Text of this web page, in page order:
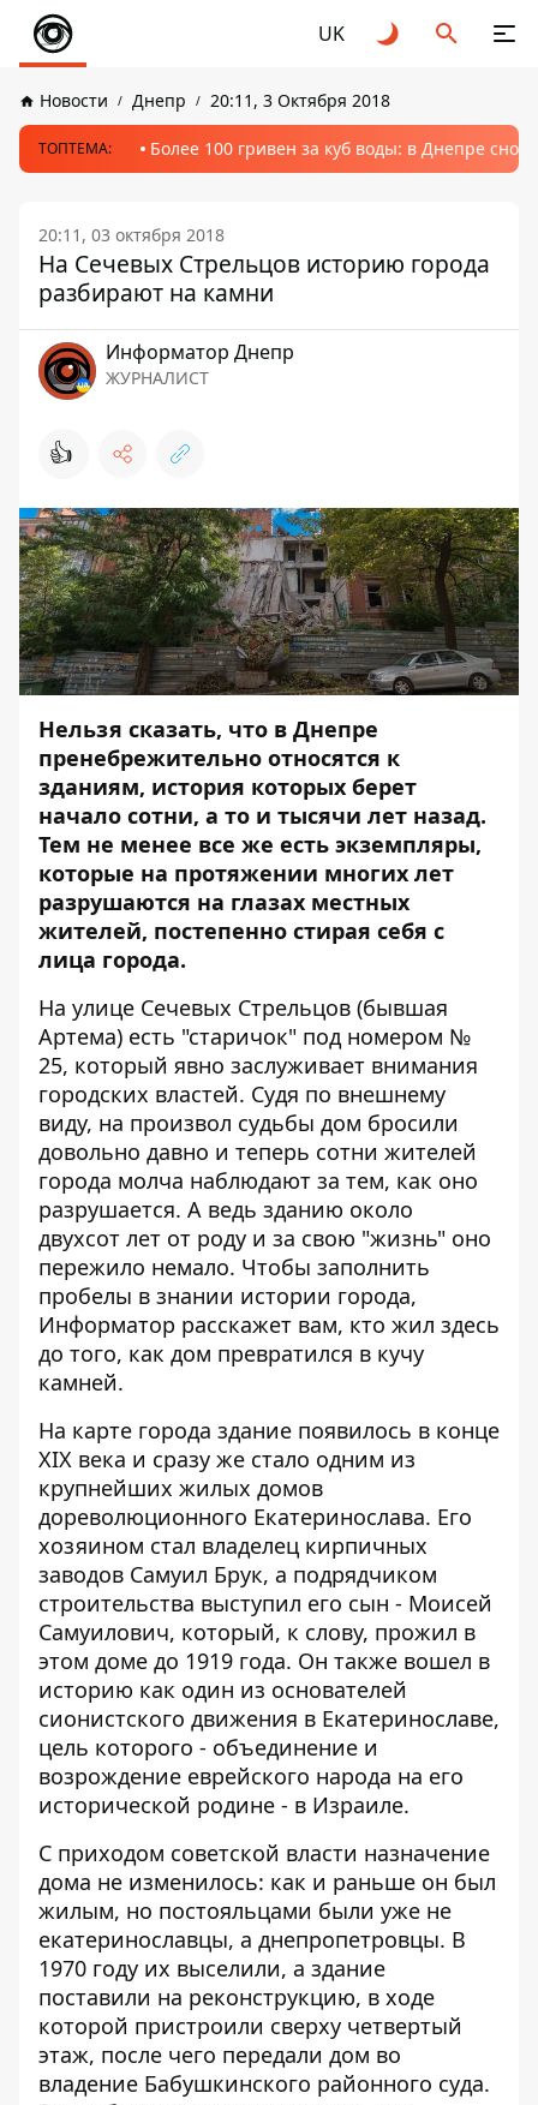
UK
Новости Днепр 20:11, 3 Октября 2018
ТОПТЕМА: Более 100 гривен за куб воды: в Днепре
20:11, 03 октября 2018
На Сечевых Стрельцов историю города
разбирают на камни
Информатор Днепр
ЖУРНАЛИСТ
👍
Нельзя сказать, что в Днепре
пренебрежительно относятся к
зданиям, история которых берет
начало сотни, а то и тысячи лет назад.
Тем не менее все же есть экземпляры,
которые на протяжении многих лет
разрушаются на глазах местных
жителей, постепенно стирая себя с
лица города.
На улице Сечевых Стрельцов (бывшая
Артема) есть "старичок" под номером №
25, который явно заслуживает внимания
городских властей. Судя по внешнему
виду, на произвол судьбы дом бросили
довольно давно и теперь сотни жителей
города молча наблюдают за тем, как оно
разрушается. А ведь зданию около
двухсот лет от роду и за свою "жизнь" оно
пережило немало. Чтобы заполнить
пробелы в знании истории города,
Информатор расскажет вам, кто жил здесь
до того, как дом превратился в кучу
камней.
На карте города здание появилось в конце
XIX века и сразу же стало одним из
крупнейших жилых домов
дореволюционного Екатеринослава. Его
хозяином стал владелец кирпичных
заводов Самуил Брук, а подрядчиком
строительства выступил его сын - Моисей
Самуилович, который, к слову, прожил в
этом доме до 1919 года. Он также вошел в
историю как один из основателей
сионистского движения в Екатеринославе,
цель которого - объединение и
возрождение еврейского народа на его
исторической родине - в Израиле.
С приходом советской власти назначение
дома не изменилось: как и раньше он был
жилым, но постояльцами были уже не
екатеринославцы, а днепропетровцы. В
1970 году их выселили, а здание
поставили на реконструкцию, в ходе
которой пристроили сверху четвертый
этаж, после чего передали дом во
владение Бабушкинского районного суда.